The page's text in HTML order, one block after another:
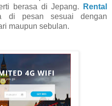
berasa di Jepang.
Rental
di pesan sesuai dengan
maupun sebulan.